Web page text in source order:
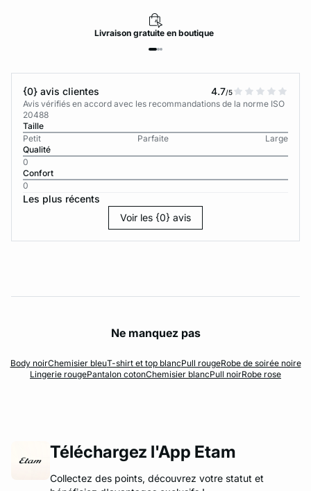
Livraisongratuiteen boutique
{0} avis clientes 4.7/5
Avis vérifiés en accord avec les recommandations de la norme ISO
20488
Taille
Petit
Parfaite
Large
Qualité
0
Confort
0
Les plus récents
Voir les {0} avis
Ne manquez pas
Body noirChemisier bleuT-shirt et top blancPull rougeRobe de soirée noire
Lingerie rougePantalon cotonChemisier blancPull noirRobe rose
Téléchargez l'App Etam
Collectez des points, découvrez votre statut et